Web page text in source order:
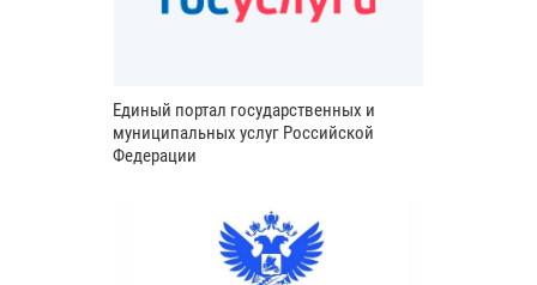
Единый портал государственных и
муниципальных услуг Российской
Федерации